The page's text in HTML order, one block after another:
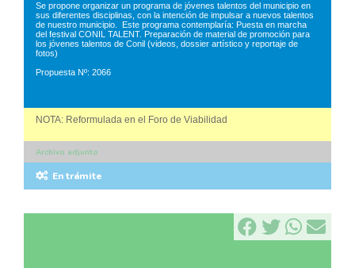
Se propone organizar un programa de jóvenes talentos del municipio en
sus diferentes disciplinas, con la intención de impulsar a nuevos talentos
de nuestro municipio. Este programa contemplaría: Puesta en marcha
del festival CONIL TALENT. Preparación de material de promoción para
los jóvenes talentos de Conil (videos, dossier artístico y reportaje de
fotos)
Propuesta Nº: 2066
NOTA: Reformulada en el Foro de Viabilidad
Archivo adjunto
En trámite